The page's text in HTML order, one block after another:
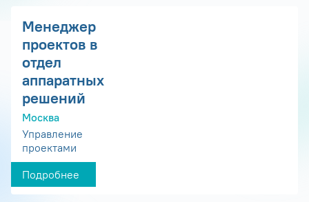
Менеджер
проектов в
отдел
аппаратных
решений
Москва
Управление
проектами
Подробнее